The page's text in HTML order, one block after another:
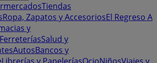
Tiendas
Ropa, Zapatos y AccesoriosEl Regreso A
y
FerreteríasSalud y
AutosBancos y